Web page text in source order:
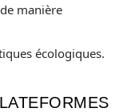
manière
écologiques.